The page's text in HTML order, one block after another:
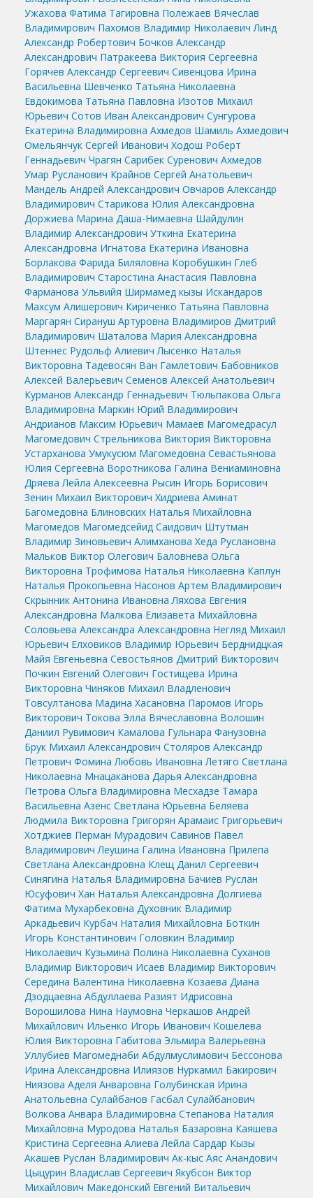
Ужахова Фатима Тагировна Полежаев Вячеслав
Владимирович Пахомов Владимир Николаевич Линд
Александр Робертович Бочков Александр
Александрович Патракеева Виктория Сергеевна
Горячев Александр Сергеевич Сивенцова Ирина
Васильевна Шевченко Татьяна Николаевна
Евдокимова Татьяна Павловна Изотов Михаил
Юрьевич Сотов Иван Александрович Сунгурова
Екатерина Владимировна Ахмедов Шамиль Ахмедович
Омельянчук Сергей Иванович Ходош Роберт
Геннадьевич Чрагян Сарибек Суренович Ахмедов
Умар Русланович Крайнов Сергей Анатольевич
Мандель Андрей Александрович Овчаров Александр
Владимирович Старикова Юлия Александровна
Доржиева Марина Даша-Нимаевна Шайдулин
Владимир Александрович Уткина Екатерина
Александровна Игнатова Екатерина Ивановна
Борлакова Фарида Биляловна Коробушкин Глеб
Владимирович Старостина Анастасия Павловна
Фарманова Ульвийя Ширмамед кызы Искандаров
Махсум Алишерович Кириченко Татьяна Павловна
Маргарян Сирануш Артуровна Владимиров Дмитрий
Владимирович Шаталова Мария Александровна
Штеннес Рудольф Алиевич Лысенко Наталья
Викторовна Тадевосян Ван Гамлетович Бабовников
Алексей Валерьевич Семенов Алексей Анатольевич
Курманов Александр Геннадьевич Тюльпакова Ольга
Владимировна Маркин Юрий Владимирович
Андрианов Максим Юрьевич Мамаев Магомедрасул
Магомедович Стрельникова Виктория Викторовна
Устарханова Умукусюм Магомедовна Севастьянова
Юлия Сергеевна Воротникова Галина Вениаминовна
Дряева Лейла Алексеевна Рысин Игорь Борисович
Зенин Михаил Викторович Хидриева Аминат
Багомедовна Блиновских Наталья Михайловна
Магомедов Магомедсейид Саидович Штутман
Владимир Зиновьевич Алимханова Хеда Руслановна
Мальков Виктор Олегович Баловнева Ольга
Викторовна Трофимова Наталья Николаевна Каплун
Наталья Прокопьевна Насонов Артем Владимирович
Скрынник Антонина Ивановна Ляхова Евгения
Александровна Малкова Елизавета Михайловна
Соловьева Александра Александровна Негляд Михаил
Юрьевич Елховиков Владимир Юрьевич Берднидцкая
Майя Евгеньевна Севостьянов Дмитрий Викторович
Почкин Евгений Олегович Гостищева Ирина
Викторовна Чиняков Михаил Владленович
Товсултанова Мадина Хасановна Паромов Игорь
Викторович Токова Элла Вячеславовна Волошин
Даниил Рувимович Камалова Гульнара Фанузовна
Брук Михаил Александрович Столяров Александр
Петрович Фомина Любовь Ивановна Летяго Светлана
Николаевна Мнацаканова Дарья Александровна
Петрова Ольга Владимировна Месхадзе Тамара
Васильевна Азенс Светлана Юрьевна Беляева
Людмила Викторовна Григорян Арамаис Григорьевич
Хотджиев Перман Мурадович Савинов Павел
Владимирович Леушина Галина Ивановна Прилепа
Светлана Александровна Клещ Данил Сергеевич
Синягина Наталья Владимировна Бачиев Руслан
Юсуфович Хан Наталья Александровна Долгиева
Фатима Мухарбековна Духовник Владимир
Аркадьевич Курбач Наталия Михайловна Боткин
Игорь Константинович Головкин Владимир
Николаевич Кузьмина Полина Николаевна Суханов
Владимир Викторович Исаев Владимир Викторович
Середина Валентина Николаевна Козаева Диана
Дзодцаевна Абдуллаева Разият Идрисовна
Ворошилова Нина Наумовна Черкашов Андрей
Михайлович Ильенко Игорь Иванович Кошелева
Юлия Викторовна Габитова Эльмира Валерьевна
Уллубиев Магомеднаби Абдулмуслимович Бессонова
Ирина Александровна Илиязов Нуркамил Бакирович
Ниязова Аделя Анваровна Голубинская Ирина
Анатольевна Сулайбанов Гасбал Сулайбанович
Волкова Анвара Владимировна Степанова Наталия
Михайловна Муродова Наталья Базаровна Каяшева
Кристина Сергеевна Алиева Лейла Сардар Кызы
Акашев Руслан Владимирович Ак-кыс Аяс Анандович
Цыцурин Владислав Сергеевич Якубсон Виктор
Михайлович Македонский Евгений Витальевич